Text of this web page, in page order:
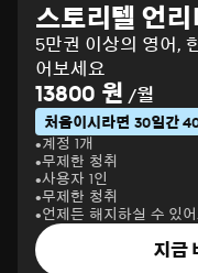
스토리텔 언
5만권 이상의 영어,
어보세요
13800 원 /월
처음이시라면 30일간
계정 1개
무제한 청취
사용자 1인
무제한 청취
언제든 해지하실 수 있어
지금